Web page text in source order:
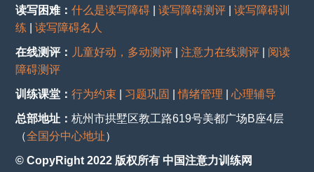
读写困难：什么是读写障碍 |读写障碍测评 |读写障碍训
练 |读写障碍名人
在线测评： 儿童好动，多动测评 |注意力在线测评
阅读
障碍测评
训练课堂：行为约束 习题巩固 |情绪管理 |心理辅导
总部地址：杭州市拱墅区教工路619号美都广场B座4层
（全国分中心地址）
© CopyRight 2022 版权所有 中国注意力训练网